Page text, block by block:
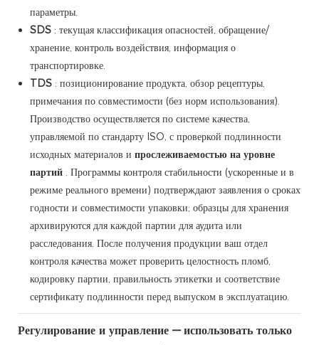
параметры.
SDS: текущая классификация опасностей, обращение/
хранение, контроль воздействия, информация о
транспортировке.
TDS: позиционирование продукта, обзор рецептуры,
примечания по совместимости (без норм использования).
Производство осуществляется по системе качества,
управляемой по стандарту ISO, с проверкой подлинности
исходных материалов и прослеживаемостью на уровне
партий. Программы контроля стабильности (ускоренные и в
режиме реального времени) подтверждают заявления о сроках
годности и совместимости упаковки; образцы для хранения
архивируются для каждой партии для аудита или
расследования. После получения продукции ваш отдел
контроля качества может проверить целостность пломб,
кодировку партии, правильность этикетки и соответствие
сертификату подлинности перед выпуском в эксплуатацию.
Регулирование и управление — использовать только